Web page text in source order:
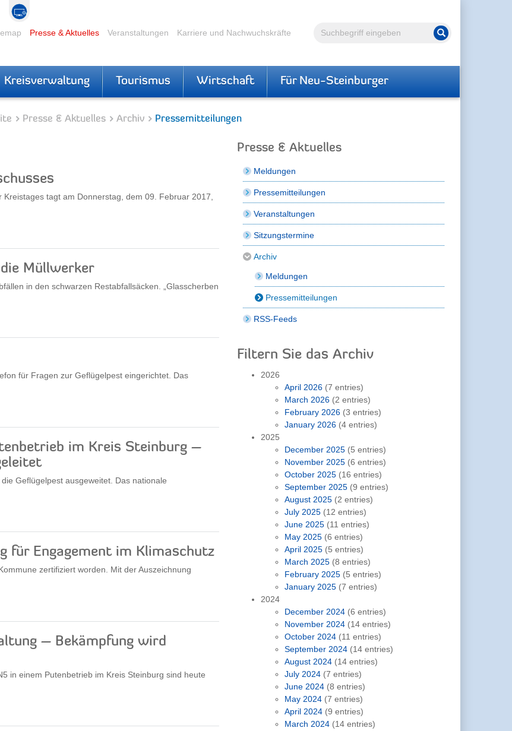
Volltextsuche Suche starten
Presse & Aktuelles Veranstaltungen Karriere und Nachwuchskräfte
Kreisverwaltung Tourismus Wirtschaft Für Neu-Steinburger
Presse & Aktuelles Archiv Pressemitteilungen
tagt am Donnerstag, dem 09. Februar 2017,
Müllwerker
in den schwarzen Restabfallsäcken. „Glasscherben
für Fragen zur Geflügelpest eingerichtet. Das
im Kreis Steinburg –
Geflügelpest ausgeweitet. Das nationale
für Engagement im Klimaschutz
zertifiziert worden. Mit der Auszeichnung
– Bekämpfung wird
in einem Putenbetrieb im Kreis Steinburg sind heute
Presse & Aktuelles
Meldungen
Pressemitteilungen
Veranstaltungen
Sitzungstermine
Archiv
Meldungen
Pressemitteilungen
RSS-Feeds
Filtern Sie das Archiv
2026
April 2026 (7 entries)
March 2026 (2 entries)
February 2026 (3 entries)
January 2026 (4 entries)
2025
December 2025 (5 entries)
November 2025 (6 entries)
October 2025 (16 entries)
September 2025 (9 entries)
August 2025 (2 entries)
July 2025 (12 entries)
June 2025 (11 entries)
May 2025 (6 entries)
April 2025 (5 entries)
March 2025 (8 entries)
February 2025 (5 entries)
January 2025 (7 entries)
2024
December 2024 (6 entries)
November 2024 (14 entries)
October 2024 (11 entries)
September 2024 (14 entries)
August 2024 (14 entries)
July 2024 (7 entries)
June 2024 (8 entries)
May 2024 (7 entries)
April 2024 (9 entries)
March 2024 (14 entries)